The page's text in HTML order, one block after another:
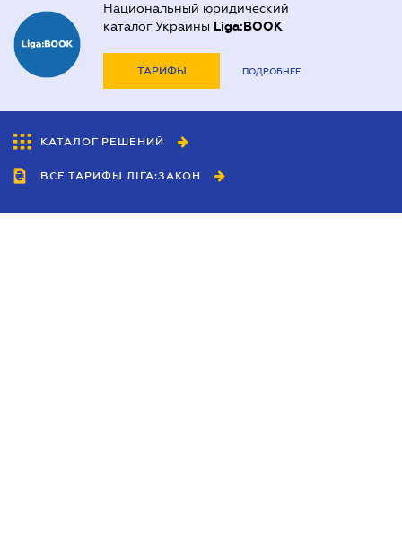
Национальный юридический
каталог Украины Liga:BOOK
ТАРИФЫ ПОДРОБНЕЕ
КАТАЛОГ РЕШЕНИЙ
ВСЕ ТАРИФЫ ЛІГА:ЗАКОН